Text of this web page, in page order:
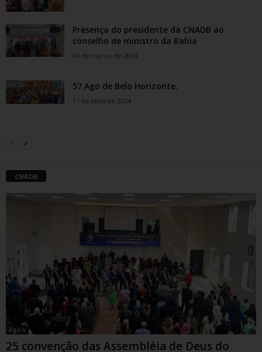
Presença do presidente da CNADB ao
conselho de ministro da Bahia
24 de março de 2024
57 Ago de Belo Horizonte.
17 de abril de 2024
CNADB
Ago's
25 convenção das Assembléia de Deus do